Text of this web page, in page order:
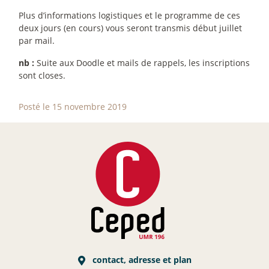
Plus d’informations logistiques et le programme de ces
deux jours (en cours) vous seront transmis début juillet
par mail.
nb : Suite aux Doodle et mails de rappels, les inscriptions
sont closes.
Posté le 15 novembre 2019
contact, adresse et plan